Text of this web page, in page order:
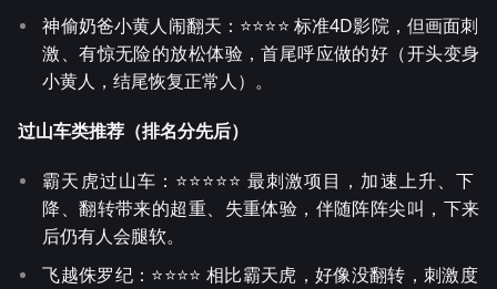
神偷奶爸小黄人闹翻天：⭐️⭐️⭐️⭐️ 标准4D影院，但画面刺
激、有惊无险的放松体验，首尾呼应做的好（开头变身
小黄人，结尾恢复正常人）。
过山车类推荐（排名分先后）
霸天虎过山车：⭐️⭐️⭐️⭐️⭐️ 最刺激项目，加速上升、下
降、翻转带来的超重、失重体验，伴随阵阵尖叫，下来
后仍有人会腿软。
飞越侏罗纪：⭐️⭐️⭐️⭐️ 相比霸天虎，好像没翻转，刺激度